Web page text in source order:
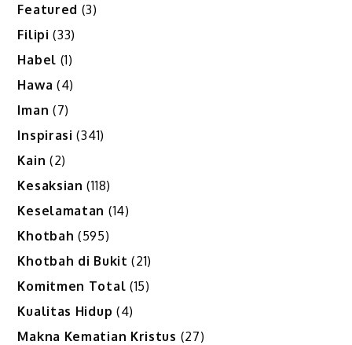
Featured (3)
Filipi (33)
Habel (1)
Hawa (4)
Iman (7)
Inspirasi (341)
Kain (2)
Kesaksian (118)
Keselamatan (14)
Khotbah (595)
Khotbah di Bukit (21)
Komitmen Total (15)
Kualitas Hidup (4)
Makna Kematian Kristus (27)